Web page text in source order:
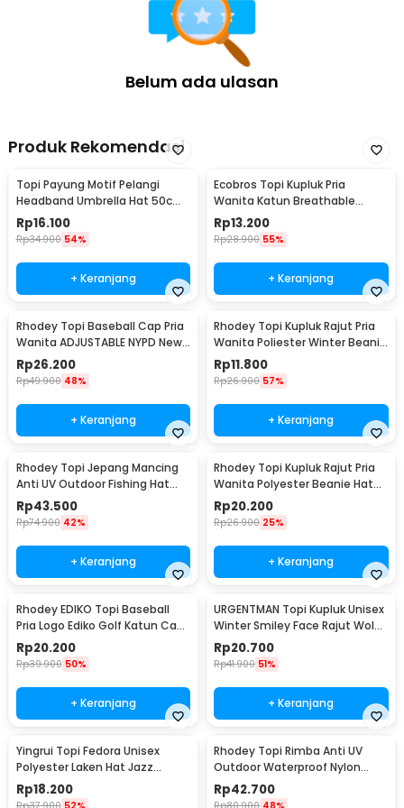
Belum ada ulasan
Produk Rekomendasi
Topi Payung Motif Pelangi
Headband Umbrella Hat 50cm
- W655
Rp16.100
Rp34.900 54%
+ Keranjang
Ecobros Topi Kupluk Pria
Wanita Katun Breathable
Winter Beanie Hat - EC001
Rp13.200
Rp28.900 55%
+ Keranjang
Rhodey Topi Baseball Cap Pria
Wanita ADJUSTABLE NYPD New
York Denim - S8R
Rp26.200
Rp49.900 48%
+ Keranjang
Rhodey Topi Kupluk Rajut Pria
Wanita Poliester Winter Beanie
Hat - R54
Rp11.800
Rp26.900 57%
+ Keranjang
Rhodey Topi Jepang Mancing
Anti UV Outdoor Fishing Hat
Nylon - MH011
Rp43.500
Rp74.900 42%
+ Keranjang
Rhodey Topi Kupluk Rajut Pria
Wanita Polyester Beanie Hat
Winter - EC002
Rp20.200
Rp26.900 25%
+ Keranjang
Rhodey EDIKO Topi Baseball
Pria Logo Ediko Golf Katun Cap
Long Visor - RB68
Rp20.200
Rp39.900 50%
+ Keranjang
URGENTMAN Topi Kupluk Unisex
Winter Smiley Face Rajut Wol
Beanie Hat - NM-DS01
Rp20.700
Rp41.900 51%
+ Keranjang
Yingrui Topi Fedora Unisex
Polyester Laken Hat Jazz
Classic Vintage - M-58
Rp18.200
Rhodey Topi Rimba Anti UV
Outdoor Waterproof Nylon
Boonie Hat - AFS5
Rp42.700